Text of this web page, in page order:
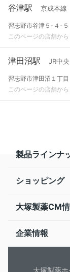
谷津駅 京成本線
習志野市谷津５-４-５
このページの店舗か
津田沼駅 JR中
習志野市津田沼１丁目
このページの店舗か
製品ラインナ
ショッピング
大塚製薬CM
企業情報